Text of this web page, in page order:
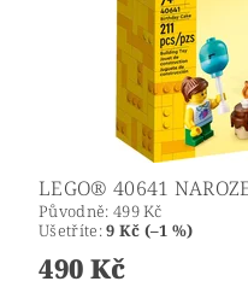
LEGO® 40641
Původně: 499 Kč
Ušetříte:9 Kč (–1 %)
490 Kč